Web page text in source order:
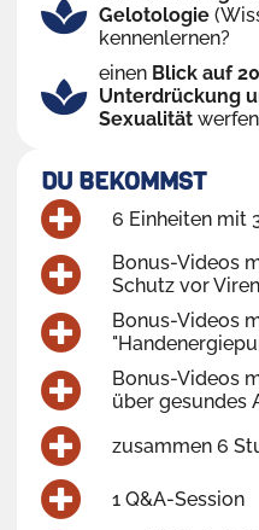
Gelotologie
kennenlernen?
einen Blick auf
Unterdrückung
Sexualität
DU BEKOMMST
6 Einheiten mit
Bonus-Videos
Schutz vor
Bonus-Videos
Bonus-Videos
über gesundes
zusammen 6
1 Q&A-Session